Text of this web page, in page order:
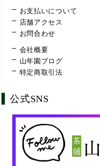
お支払いについて
店舗アクセス
お問合わせ
会社概要
山年園ブログ
特定商取引法
公式SNS